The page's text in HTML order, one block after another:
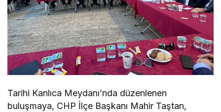
Tarihi Kanlıca Meydanı’nda düzenlenen
buluşmaya, CHP İlçe Başkanı Mahir Taştan,